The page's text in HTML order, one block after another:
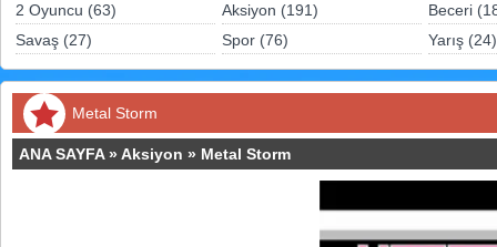
2 Oyuncu (63) Aksiyon (191)
Beceri
Savaş (27)
Spor (76) Yarış (24)
Metal Storm
ANA SAYFA» Aksiyon » Metal Storm